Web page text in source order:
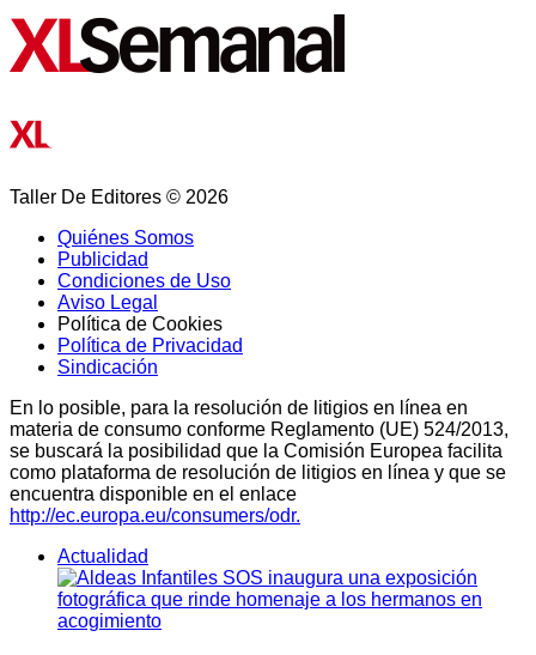
Taller De Editores © 2026
Quiénes Somos
Publicidad
Condiciones de Uso
Aviso Legal
Política de Cookies
Política de Privacidad
Sindicación
En lo posible, para la resolución de litigios en línea en
materia de consumo conforme Reglamento (UE) 524/2013,
se buscará la posibilidad que la Comisión Europea facilita
como plataforma de resolución de litigios en línea y que se
encuentra disponible en el enlace
http://ec.europa.eu/consumers/odr.
Actualidad